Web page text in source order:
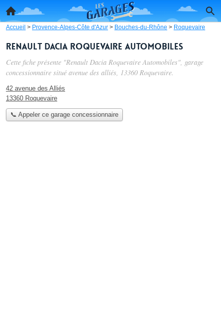
Accueil > Provence-Alpes-Côte d'Azur > Bouches-du-Rhône > Roquevaire
Renault Dacia Roquevaire Automobiles
Cette fiche présente "Renault Dacia Roquevaire Automobiles", garage
concessionnaire situé avenue des alliés, 13360 Roquevaire.
42 avenue des Alliés
13360 Roquevaire
📞 Appeler ce garage concessionnaire